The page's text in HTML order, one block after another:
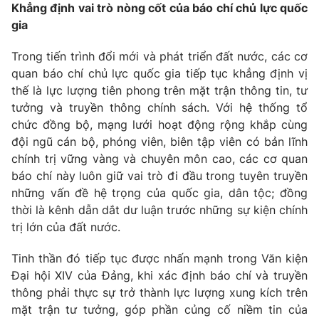
VTV Money
VTV Sức khoẻ Bất động sản
Thị trường 24h Tấm lòng Việt
VTV4 Vươn mình bằng AI
VTV9 VTV8
Liên hệ tòa soạn
THỜI BÁO VTV
Khẳng định vai trò nòng cốt của báo chí chủ lực quốc
gia
Trong tiến trình đổi mới và phát triển đất nước, các cơ
quan báo chí chủ lực quốc gia tiếp tục khẳng định vị
thế là lực lượng tiên phong trên mặt trận thông tin, tư
tưởng và truyền thông chính sách. Với hệ thống tổ
chức đồng bộ, mạng lưới hoạt động rộng khắp cùng
đội ngũ cán bộ, phóng viên, biên tập viên có bản lĩnh
chính trị vững vàng và chuyên môn cao, các cơ quan
báo chí này luôn giữ vai trò đi đầu trong tuyên truyền
những vấn đề hệ trọng của quốc gia, dân tộc; đồng
thời là kênh dẫn dắt dư luận trước những sự kiện chính
trị lớn của đất nước.
Tinh thần đó tiếp tục được nhấn mạnh trong Văn kiện
Đại hội XIV của Đảng, khi xác định báo chí và truyền
thông phải thực sự trở thành lực lượng xung kích trên
mặt trận tư tưởng, góp phần củng cố niềm tin của